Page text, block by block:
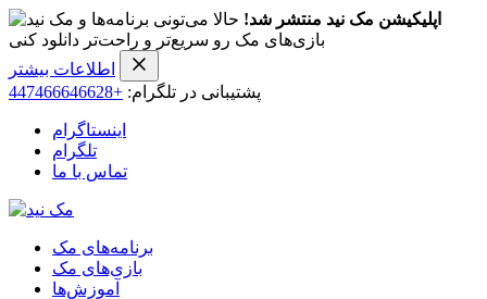
اپلیکیشن مک نید منتشر شد! حالا می‌تونی برنامه‌ها و
بازی‌های مک رو سریع‌تر و راحت‌تر دانلود کنی
اطلاعات بیشتر
پشتیبانی در تلگرام: +447466646628
اینستاگرام
تلگرام
تماس با ما
برنامه‌های مک
بازی‌های مک
آموزش‌ها